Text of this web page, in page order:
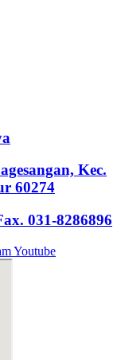
Kec.
60274
031-8286896
Youtube